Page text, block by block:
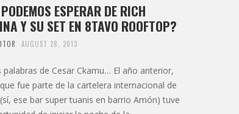
ESPERAR DE RICH
Y SU SET EN 8TAVO ROOFTOP?
AUGUST 28, 2013
palabras de Cesar Ckamu… El año anterior,
fue parte de la cartelera internacional de
ese bar super tuanis en barrio Amón) tuve